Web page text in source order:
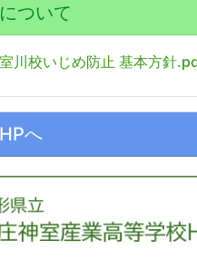
ついて
川校いじめ防止 基本方針
へ